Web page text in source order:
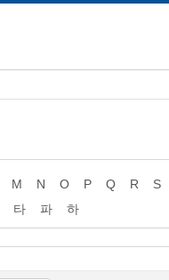
M N O P Q R S
타 파
하